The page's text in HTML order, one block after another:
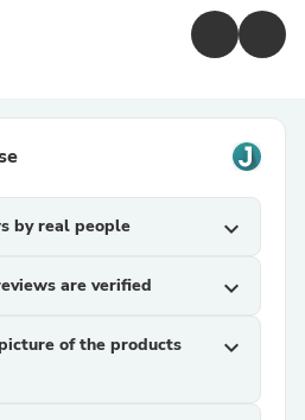
by real people expand_more
are verified expand_more
of the products
expand_more